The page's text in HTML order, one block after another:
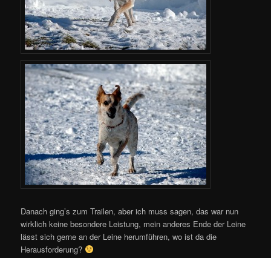
Danach ging’s zum Trailen, aber ich muss sagen, das war nun
wirklich keine besondere Leistung, mein anderes Ende der Leine
lässt sich gerne an der Leine herumführen, wo ist da die
Herausforderung?